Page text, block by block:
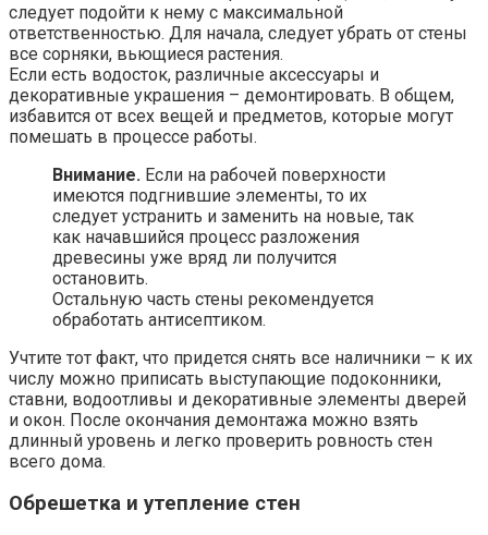
следует подойти к нему с максимальной
ответственностью. Для начала, следует убрать от стены
все сорняки, вьющиеся растения.
Если есть водосток, различные аксессуары и
декоративные украшения – демонтировать. В общем,
избавится от всех вещей и предметов, которые могут
помешать в процессе работы.
Внимание. Если на рабочей поверхности
имеются подгнившие элементы, то их
следует устранить и заменить на новые, так
как начавшийся процесс разложения
древесины уже вряд ли получится
остановить.
Остальную часть стены рекомендуется
обработать антисептиком.
Учтите тот факт, что придется снять все наличники – к их
числу можно приписать выступающие подоконники,
ставни, водоотливы и декоративные элементы дверей
и окон. После окончания демонтажа можно взять
длинный уровень и легко проверить ровность стен
всего дома.
Обрешетка и утепление стен